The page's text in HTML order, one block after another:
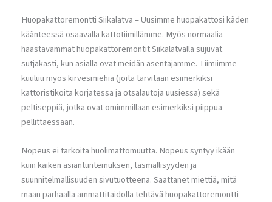
Huopakattoremontti Siikalatva – Uusimme huopakattosi käden
käänteessä osaavalla kattotiimillämme. Myös normaalia
haastavammat huopakattoremontit Siikalatvalla sujuvat
sutjakasti, kun asialla ovat meidän asentajamme. Tiimiimme
kuuluu myös kirvesmiehiä (joita tarvitaan esimerkiksi
kattoristikoita korjatessa ja otsalautoja uusiessa) sekä
peltiseppiä, jotka ovat omimmillaan esimerkiksi piippua
pellittäessään.
Nopeus ei tarkoita huolimattomuutta. Nopeus syntyy ikään
kuin kaiken asiantuntemuksen, täsmällisyyden ja
suunnitelmallisuuden sivutuotteena. Saattanet miettiä, mitä
maan parhaalla ammattitaidolla tehtävä huopakattoremontti